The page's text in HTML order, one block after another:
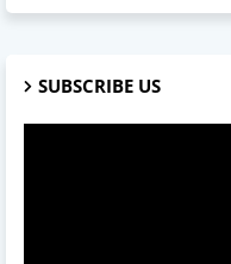
SUBSCRIBE US